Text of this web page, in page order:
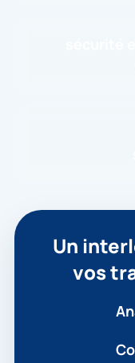
Un
vos